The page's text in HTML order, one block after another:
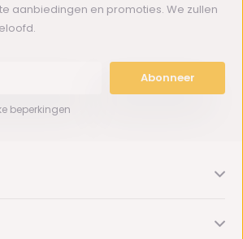
aanbiedingen en promoties. We zullen
Abonneer
beperkingen